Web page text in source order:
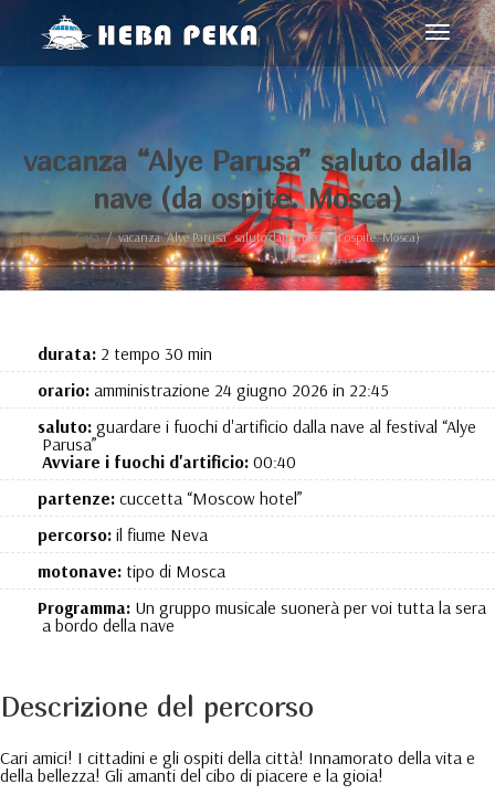
Toggle
vacanza “Alye Parusa” saluto dalla
nave (da ospite. Mosca)
Casa vacanza “Alye Parusa” saluto dalla nave (da ospite. Mosca)
durata:2 tempo 30 min
orario: amministrazione 24 giugno 2026 in 22:45
saluto:guardare i fuochi d'artificio dalla nave al festival “Alye
Parusa”
Avviare i fuochi d'artificio: 00:40
partenze: cuccetta “Moscow hotel”
percorso:il fiume Neva
motonave:tipo di Mosca
Programma:Un gruppo musicale suonerà per voi tutta la sera
a bordo della nave
Descrizione del percorso
Cari amici! I cittadini e gli ospiti della città! Innamorato della vita e
della bellezza! Gli amanti del cibo di piacere e la gioia!